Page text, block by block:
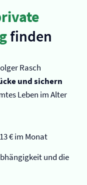
finden
Rasch
und sichern
Leben im Alter
€ im Monat
und die